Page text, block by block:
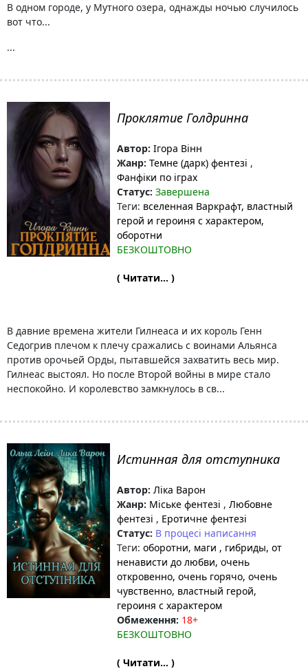
В одном городе, у Мутного озера, однажды ночью случилось
вот что...
...
Проклятие Голдринна
Автор: Ігора Вінн
Жанр: Темне (дарк) фентезі ,
Фанфіки по іграх
Статус: Завершена
Теги: вселенная Варкрафт, властный
герой и героиня с характером,
оборотни
БЕЗКОШТОВНО
( Читати... )
В давние времена жители Гилнеаса и их король Генн
Седогрив плечом к плечу сражались с воинами Альянса
против орочьей Орды, пытавшейся захватить весь мир.
Гилнеас выстоял. Но после Второй войны в мире стало
неспокойно. И королевство замкнулось в св...
Истинная для отступника
Автор: Ліка Варон
Жанр: Міське фентезі , Любовне
фентезі , Еротичне фентезі
Статус: В процесі написання
Теги: оборотни, маги , гибриды, от
ненависти до любви, очень
откровенно, очень горячо, очень
чувственно, властный герой,
героиня с характером
Обмеження: 18+
БЕЗКОШТОВНО
( Читати... )